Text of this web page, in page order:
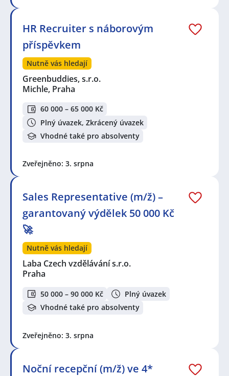
HR Recruiter s náborovým
příspěvkem
Nutně vás hledají
Greenbuddies, s.r.o.
Michle, Praha
60 000 – 65 000 Kč
Plný úvazek, Zkrácený úvazek
Vhodné také pro absolventy
Zveřejněno: 3. srpna
Sales Representative (m/ž) –
garantovaný výdělek 50 000 Kč
🚀
Nutně vás hledají
Laba Czech vzdělávání s.r.o.
Praha
50 000 – 90 000 Kč
Plný úvazek
Vhodné také pro absolventy
Zveřejněno: 3. srpna
Noční recepční (m/ž) ve 4*